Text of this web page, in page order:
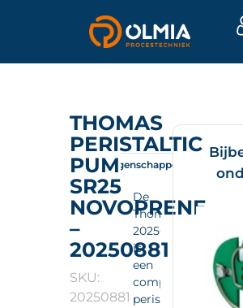
THOMAS
PERISTALTIC
PUMP
SR25
NOVOPRENE
–
20250881
SKU:
20250881
Omschrijving Eigenschappen
De
Thomas
20250881
is
een
compacte
peristaltic